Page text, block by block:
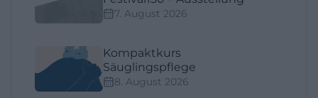
7. August 2026
Kompaktkurs
Säuglingspflege
8. August 2026